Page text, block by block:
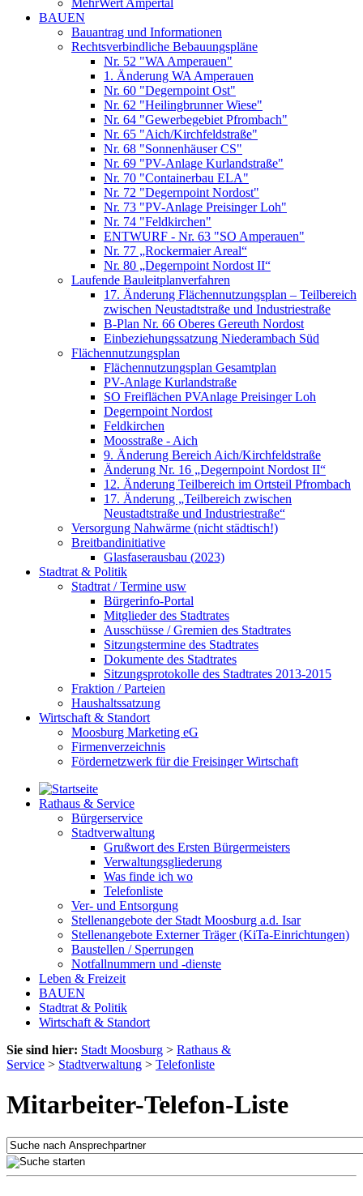
MehrWert Ampertal
BAUEN
Bauantrag und Informationen
Rechtsverbindliche Bebauungspläne
Nr. 52 "WA Amperauen"
1. Änderung WA Amperauen
Nr. 60 "Degernpoint Ost"
Nr. 62 "Heilingbrunner Wiese"
Nr. 64 "Gewerbegebiet Pfrombach"
Nr. 65 "Aich/Kirchfeldstraße"
Nr. 68 "Sonnenhäuser CS"
Nr. 69 "PV-Anlage Kurlandstraße"
Nr. 70 "Containerbau ELA"
Nr. 72 "Degernpoint Nordost"
Nr. 73 "PV-Anlage Preisinger Loh"
Nr. 74 "Feldkirchen"
ENTWURF - Nr. 63 "SO Amperauen"
Nr. 77 „Rockermaier Areal“
Nr. 80 „Degernpoint Nordost II“
Laufende Bauleitplanverfahren
17. Änderung Flächennutzungsplan – Teilbereich
zwischen Neustadtstraße und Industriestraße
B-Plan Nr. 66 Oberes Gereuth Nordost
Einbeziehungssatzung Niederambach Süd
Flächennutzungsplan
Flächennutzungsplan Gesamtplan
PV-Anlage Kurlandstraße
SO Freiflächen PV­Anlage Preisinger Loh
Degernpoint Nordost
Feldkirchen
Moosstraße - Aich
9. Änderung Bereich Aich/Kirchfeldstraße
Änderung Nr. 16 „Degernpoint Nordost II“
12. Änderung Teilbereich im Ortsteil Pfrombach
17. Änderung „Teilbereich zwischen
Neustadtstraße und Industriestraße“
Versorgung Nahwärme (nicht städtisch!)
Breitbandinitiative
Glasfaserausbau (2023)
Stadtrat & Politik
Stadtrat / Termine usw
Bürgerinfo-Portal
Mitglieder des Stadtrates
Ausschüsse / Gremien des Stadtrates
Sitzungstermine des Stadtrates
Dokumente des Stadtrates
Sitzungsprotokolle des Stadtrates 2013-2015
Fraktion / Parteien
Haushaltssatzung
Wirtschaft & Standort
Moosburg Marketing eG
Firmenverzeichnis
Fördernetzwerk für die Freisinger Wirtschaft
Rathaus & Service
Bürgerservice
Stadtverwaltung
Grußwort des Ersten Bürgermeisters
Verwaltungsgliederung
Was finde ich wo
Telefonliste
Ver- und Entsorgung
Stellenangebote der Stadt Moosburg a.d. Isar
Stellenangebote Externer Träger (KiTa-Einrichtungen)
Baustellen / Sperrungen
Notfallnummern und -dienste
Leben & Freizeit
BAUEN
Stadtrat & Politik
Wirtschaft & Standort
Sie sind hier: Stadt Moosburg > Rathaus &
Service > Stadtverwaltung > Telefonliste
Mitarbeiter-Telefon-Liste